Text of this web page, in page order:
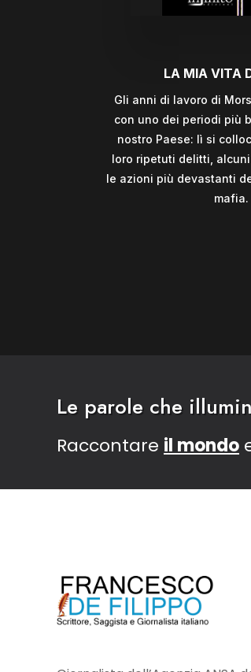
LA MIA VITA
Gli anni di lavoro di
con uno dei periodi più
nostro Paese: lì si
loro ripetuti delitti,
le azioni più devastanti
mafia.
Le parole che
Raccontare il mondo